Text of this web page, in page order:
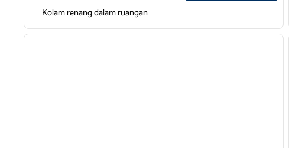
Kolam renang dalam ruangan
1 dari 8